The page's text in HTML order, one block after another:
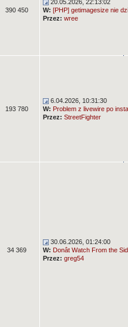
390 450
20.05.2026, 22:13:02
W: [PHP] getimagesize nie
Przez: wree
193 780
6.04.2026, 10:31:30
W: Problem z livewire po
Przez: StreetFighter
34 369
30.06.2026, 01:24:00
W: Donât Watch From the
Przez: greg54